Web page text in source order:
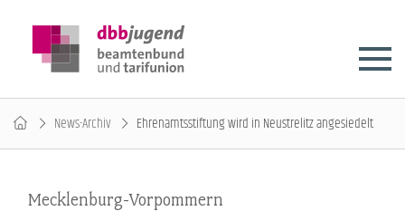
News-Archiv Ehrenamtsstiftung wird in Neustrelitz angesiedelt
Mecklenburg-Vorpommern